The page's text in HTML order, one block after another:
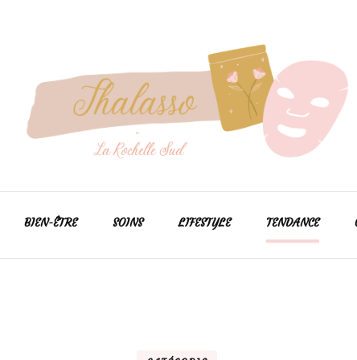
Thalasso larochellesud
BIEN-ÊTRE SOINS LIFESTYLE TENDANCE